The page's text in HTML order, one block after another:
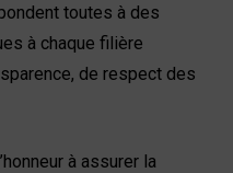
toutes à des
à chaque filière
de respect des
à assurer la